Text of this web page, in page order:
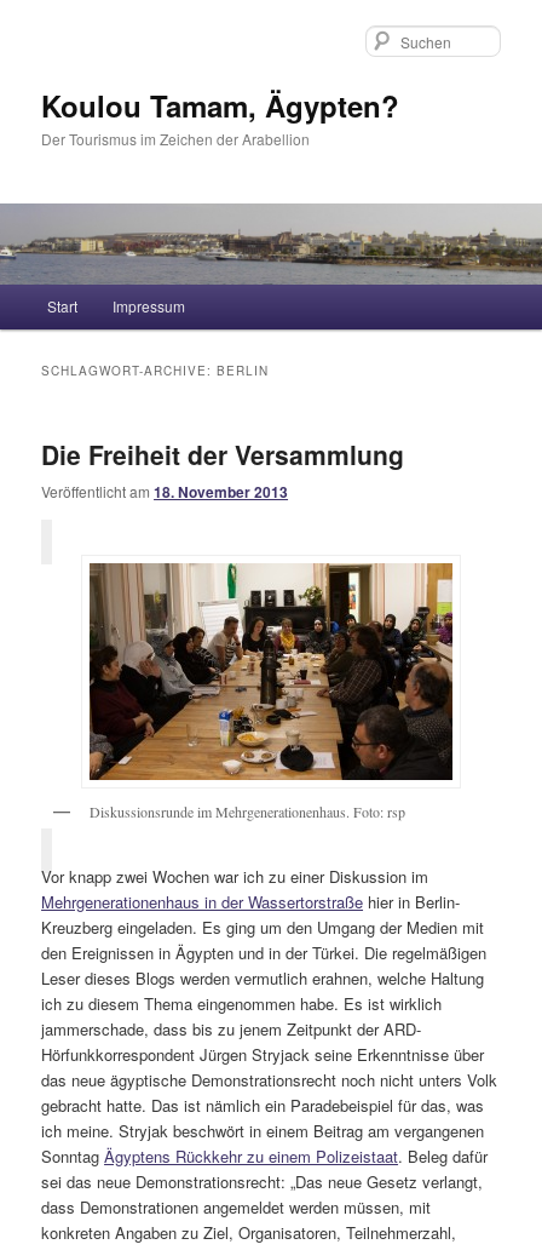
Koulou Tamam, Ägypten?
Der Tourismus im Zeichen der Arabellion
Zum Inhalt wechseln
Zum sekundären Inhalt wechseln
Start Impressum
SCHLAGWORT-ARCHIVE:BERLIN
Die Freiheit der Versammlung
Veröffentlicht am18. November 2013
Diskussionsrunde im Mehrgenerationenhaus. Foto: rsp
Vor knapp zwei Wochen war ich zu einer Diskussion im
Mehrgenerationenhaus in der Wassertorstraße hier in Berlin-
Kreuzberg eingeladen. Es ging um den Umgang der Medien mit
den Ereignissen in Ägypten und in der Türkei. Die regelmäßigen
Leser dieses Blogs werden vermutlich erahnen, welche Haltung
ich zu diesem Thema eingenommen habe. Es ist wirklich
jammerschade, dass bis zu jenem Zeitpunkt der ARD-
Hörfunkkorrespondent Jürgen Stryjack seine Erkenntnisse über
das neue ägyptische Demonstrationsrecht noch nicht unters Volk
gebracht hatte. Das ist nämlich ein Paradebeispiel für das, was
ich meine. Stryjak beschwört in einem Beitrag am vergangenen
SonntagÄgyptens Rückkehr zu einem Polizeistaat. Beleg dafür
sei das neue Demonstrationsrecht: „Das neue Gesetz verlangt,
dass Demonstrationen angemeldet werden müssen, mit
konkreten Angaben zu Ziel, Organisatoren, Teilnehmerzahl,